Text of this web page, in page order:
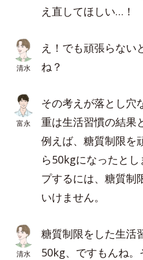
え直してほしい…！
清水
え！でも頑張らない
ね？
富永
その考えが落とし穴
重は生活習慣の結果
例えば、糖質制限を
ら50kgになったと
プするには、糖質制
いけません。
清水
糖質制限をした生活
50kg、ですもんね。